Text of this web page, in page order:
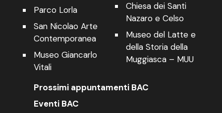
Parco Lorla
San Nicolao Arte
Contemporanea
Museo Giancarlo
Vitali
Chiesa dei Santi
Nazaro e Celso
Museo del Latte e
della Storia della
Muggiasca – MUU
Prossimi appuntamenti BAC
Eventi BAC